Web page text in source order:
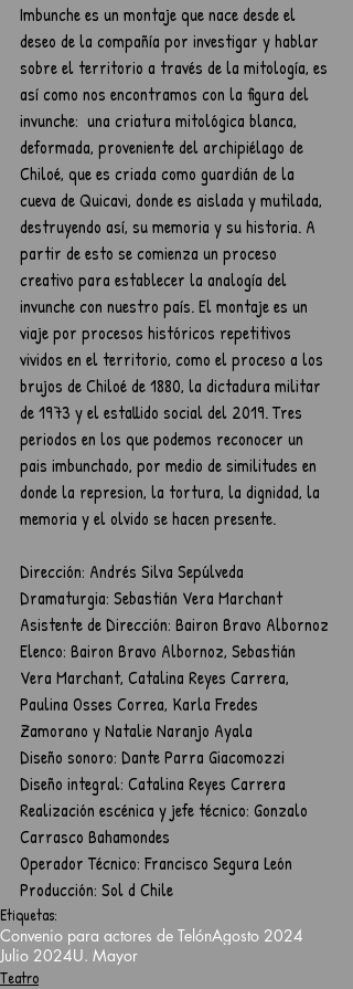
Imbunche es un montaje que nace desde el
deseo de la compañía por investigar y hablar
sobre el territorio a través de la mitología, es
así como nos encontramos con la figura del
invunche:  una criatura mitológica blanca,
deformada, proveniente del archipiélago de
Chiloé, que es criada como guardián de la
cueva de Quicavi, donde es aislada y mutilada,
destruyendo así, su memoria y su historia. A
partir de esto se comienza un proceso
creativo para establecer la analogía del
invunche con nuestro país. El montaje es un
viaje por procesos históricos repetitivos
vividos en el territorio, como el proceso a los
brujos de Chiloé de 1880, la dictadura militar
de 1973 y el estallido social del 2019. Tres
periodos en los que podemos reconocer un
pais imbunchado, por medio de similitudes en
donde la represion, la tortura, la dignidad, la
memoria y el olvido se hacen presente.
Dirección: Andrés Silva Sepúlveda
Dramaturgia: Sebastián Vera Marchant
Asistente de Dirección: Bairon Bravo Albornoz
Elenco: Bairon Bravo Albornoz, Sebastián
Vera Marchant, Catalina Reyes Carrera,
Paulina Osses Correa, Karla Fredes
Zamorano y Natalie Naranjo Ayala
Diseño sonoro: Dante Parra Giacomozzi
Diseño integral: Catalina Reyes Carrera
Realización escénica y jefe técnico: Gonzalo
Carrasco Bahamondes
Operador Técnico: Francisco Segura León
Producción: Sol d Chile
Etiquetas:
Convenio para actores de TelónAgosto 2024
Julio 2024U. Mayor
Teatro